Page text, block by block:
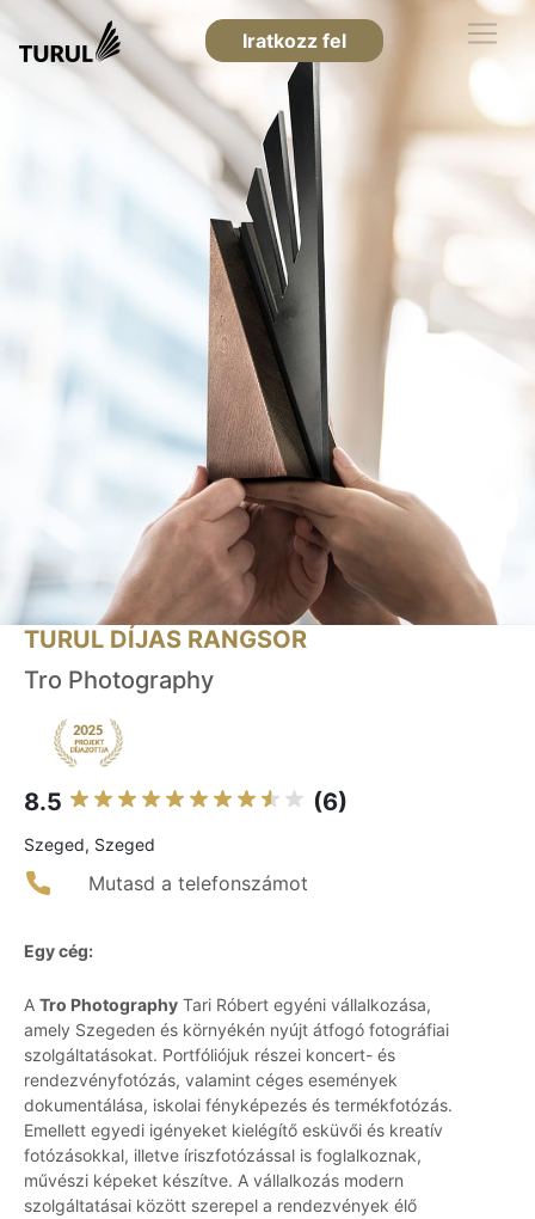
Iratkozz fel
TURUL DÍJAS RANGSOR
Tro Photography
8.5 (6)
Szeged, Szeged
Mutasd a telefonszámot
Egy cég:
A Tro Photography Tari Róbert egyéni vállalkozása,
amely Szegeden és környékén nyújt átfogó fotográfiai
szolgáltatásokat. Portfóliójuk részei koncert- és
rendezvényfotózás, valamint céges események
dokumentálása, iskolai fényképezés és termékfotózás.
Emellett egyedi igényeket kielégítő esküvői és kreatív
fotózásokkal, illetve íriszfotózással is foglalkoznak,
művészi képeket készítve. A vállalkozás modern
szolgáltatásai között szerepel a rendezvények élő